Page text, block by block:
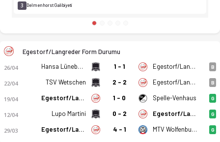
3 Delmenhorst Galibiyeti
Egestorf/Langreder Form Durumu
26/04 Hansa Lüneburg 1 - 1 Egestorf/Langreder B
22/04 TSV Wetschen 2 - 2 Egestorf/Langreder B
19/04 Egestorf/Langreder 1 - 0 Spelle-Venhaus G
12/04 Lupo Martini 0 - 2 Egestorf/Langreder G
29/03 Egestorf/Langreder 4 - 1 MTV Wolfenbuttel G